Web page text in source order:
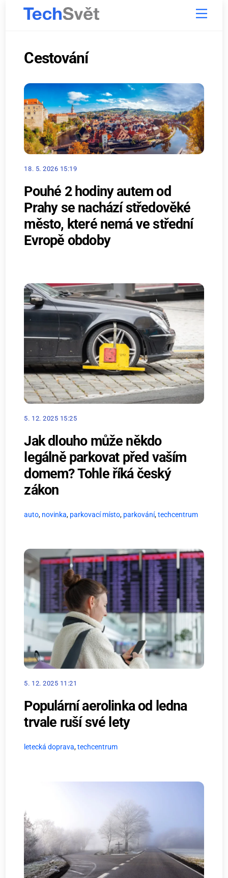
Menu
Cestování
18. 5. 2026 15:19
Pouhé 2 hodiny autem od
Prahy se nachází středověké
město, které nemá ve střední
Evropě obdoby
5. 12. 2025 15:25
Jak dlouho může někdo
legálně parkovat před vaším
domem? Tohle říká český
zákon
auto, novinka, parkovací místo, parkování,techcentrum
5. 12. 2025 11:21
Populární aerolinka od ledna
trvale ruší své lety
letecká doprava,techcentrum